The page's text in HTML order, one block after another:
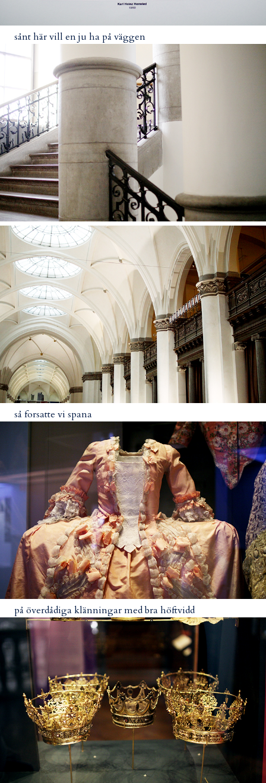
sånt här vill en ju ha på väggen
så forsatte vi spana
på överdådiga klänningar med bra höftvidd